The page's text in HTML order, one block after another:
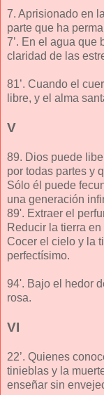
7. Aprisionado en
parte que ha
7’. En el agua que
claridad de las
81’. Cuando el
libre, y el alma
V
89. Dios puede
por todas partes y
Sólo él puede
una generación
89'. Extraer el
Reducir la tierra
Cocer el cielo y la
perfectísimo.
94'. Bajo el hedor
rosa.
VI
22’. Quienes
tinieblas y la
enseñar sin